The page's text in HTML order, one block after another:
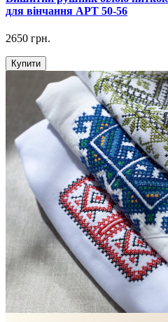
для вінчання АРТ 50-56
2650 грн.
Купити